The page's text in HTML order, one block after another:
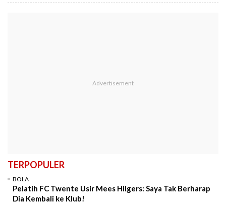
TERPOPULER
BOLA
Pelatih FC Twente Usir Mees Hilgers: Saya Tak Berharap
Dia Kembali ke Klub!